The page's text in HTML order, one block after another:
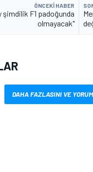
ÖNCEKI HABER
şimdilik F1 padoğunda
olmayacak"
DAHA FAZLASINI VE